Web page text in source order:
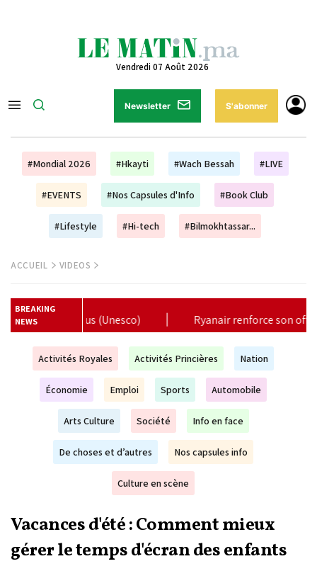
Vendredi 07 Août 2026
Newsletter S'abonner
#Mondial 2026 #Hkayti #Wach Bessah #LIVE
#EVENTS #Nos Capsules d'Info #Book Club
#Lifestyle #Hi-tech #Bilmokhtassar...
ACCUEIL VIDEOS
BREAKING
NEWS
Ryanair renforce son offre au Maroc avec 17 nouvelles lignes
Activités Royales Activités Princières Nation
Économie Emploi Sports Automobile
Arts Culture Société Info en face
De choses et d’autres Nos capsules info
Culture en scène
Vacances d'été : Comment mieux
gérer le temps d'écran des enfants